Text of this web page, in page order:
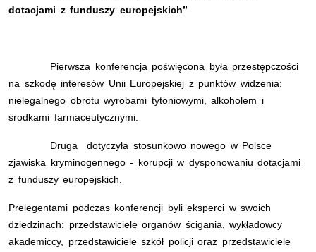
dotacjami z funduszy europejskich”
Pierwsza konferencja poświęcona była przestępczości
na szkodę interesów Unii Europejskiej z punktów widzenia:
nielegalnego obrotu wyrobami tytoniowymi, alkoholem i
środkami farmaceutycznymi.
Druga dotyczyła stosunkowo nowego w Polsce
zjawiska kryminogennego - korupcjiw dysponowaniu dotacjami
z funduszy europejskich.
Prelegentami podczas konferencji byli eksperci w swoich
dziedzinach: przedstawiciele organów ścigania, wykładowcy
akademiccy, przedstawiciele szkół policji oraz przedstawiciele